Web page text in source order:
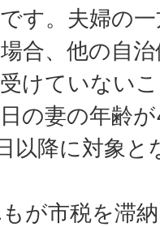
す。夫婦の
合、他の自
けていない
の妻の年齢
以降に対象
が市税を滞